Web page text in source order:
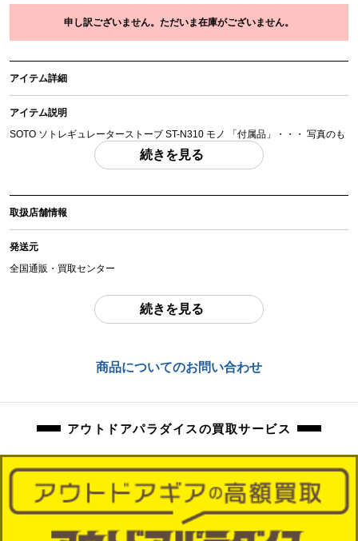
申し訳ございません。ただいま在庫がございません。
アイテム詳細
アイテム説明
SOTO ソトレギュレーターストーブ ST-N310 モノ 「付属品」・・・ 写真のも
のがすべてになります。
(撮影、運搬備品は除く)
アイテム状態
中古：C（使用感あり/キズ、ヨゴレあり）
動作確認済みです。
続きを見る
取扱店舗情報
発送元
全国通販・買取センター
東京都江戸川区中葛西6-10-15 2F
続きを見る
商品についてのお問い合わせ
アウトドアパラダイスの買取サービス